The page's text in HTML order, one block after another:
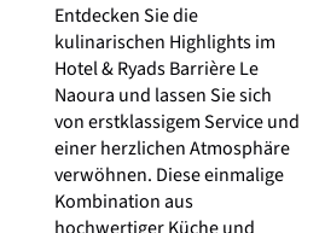
Entdecken Sie die
kulinarischen Highlights im
Hotel & Ryads Barrière Le
Naoura und lassen Sie sich
von erstklassigem Service und
einer herzlichen Atmosphäre
verwöhnen. Diese einmalige
Kombination aus